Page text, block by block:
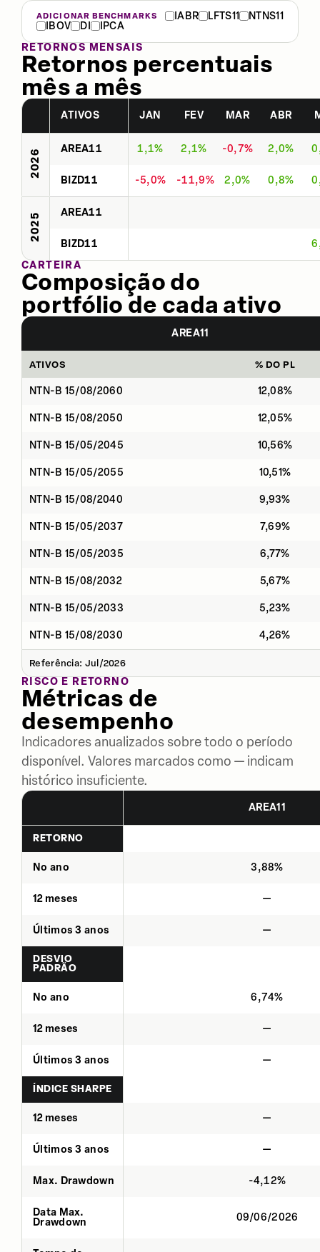
ADICIONAR BENCHMARKS IABR LFTS11
NTNS11
IBOV
DI
IPCA
RETORNOS MENSAIS
Retornos percentuais
mês a mês
ATIVOS JAN FEV MAR ABR
2026 AREA11 1,1% 2,1% -0,7% 2,0%
BIZD11 -5,0% -11,9% 2,0% 0,8%
2025 AREA11
BIZD11
CARTEIRA
Composição do
portfólio de cada ativo
AREA11
ATIVOS % DO PL
NTN-B 15/08/2060 12,08%
NTN-B 15/08/2050 12,05%
NTN-B 15/05/2045 10,56%
NTN-B 15/05/2055 10,51%
NTN-B 15/08/2040 9,93%
NTN-B 15/05/2037 7,69%
NTN-B 15/05/2035 6,77%
NTN-B 15/08/2032 5,67%
NTN-B 15/05/2033 5,23%
NTN-B 15/08/2030 4,26%
Referência: Jul/2026
RISCO E RETORNO
Métricas de
desempenho
Indicadores anualizados sobre todo o período
disponível. Valores marcados como — indicam
histórico insuficiente.
AREA11
RETORNO
No ano 3,88%
12 meses —
Últimos 3 anos —
DESVIO
PADRÃO
No ano 6,74%
12 meses —
Últimos 3 anos —
ÍNDICE SHARPE
12 meses —
Últimos 3 anos —
Max. Drawdown -4,12%
Data Max.
Drawdown
09/06/2026